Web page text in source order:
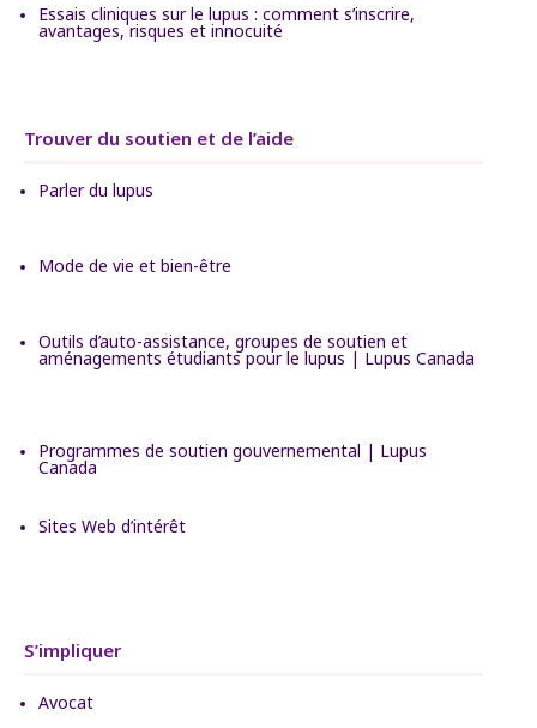
Essais cliniques sur le lupus : comment s’inscrire,
avantages, risques et innocuité
Trouver du soutien et de l’aide
Parler du lupus
Mode de vie et bien-être
Outils d’auto-assistance, groupes de soutien et
aménagements étudiants pour le lupus | Lupus Canada
Programmes de soutien gouvernemental | Lupus
Canada
Sites Web d’intérêt
S’impliquer
Avocat